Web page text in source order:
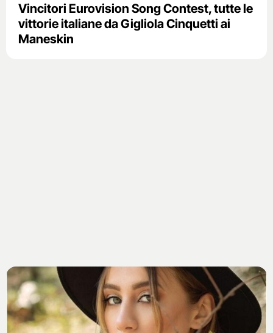
Vincitori Eurovision Song Contest, tutte le
vittorie italiane da Gigliola Cinquetti ai
Maneskin